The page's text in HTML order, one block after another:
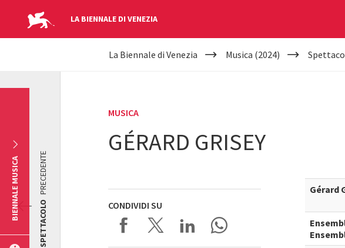
LA BIENNALE DI VENEZIA
YOUR
La Biennale di Venezia Musica (2024)
MUSICA
GÉRARD GRISEY
CONDIVIDI SU
Gérard
SPETTACOLO
PRECEDENTE
BIENNALE MUSICA